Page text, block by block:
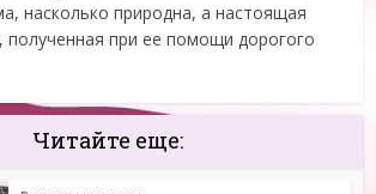
насколько природна, а настоящая
полученная при ее помощи дорогого
Читайте еще: